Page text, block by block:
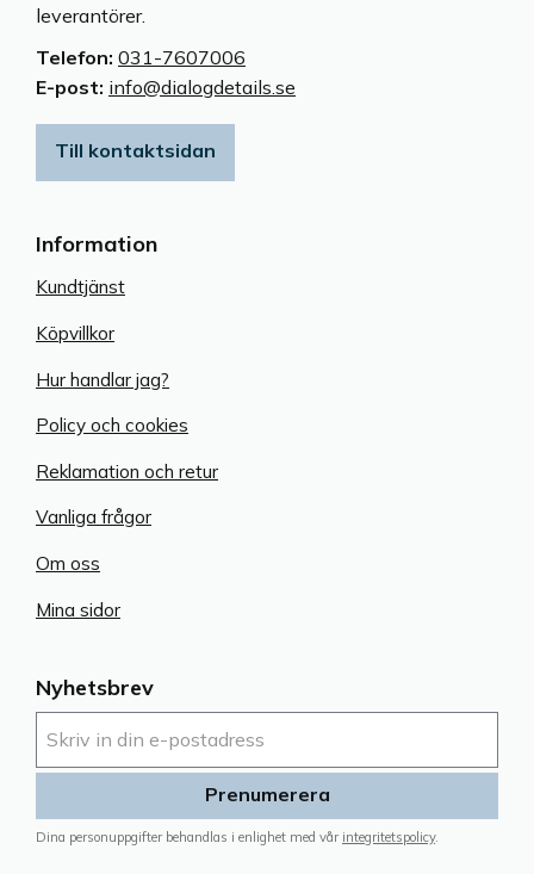
Nyhetsbrev
Prenumerera
Dina personuppgifter behandlas i enlighet med vår integritetspolicy.
Information
Kundtjänst
Köpvillkor
Hur handlar jag?
Policy och cookies
Reklamation och retur
Vanliga frågor
Om oss
Mina sidor
leverantörer.
Telefon: 031-7607006
E-post: info@dialogdetails.se
Till kontaktsidan